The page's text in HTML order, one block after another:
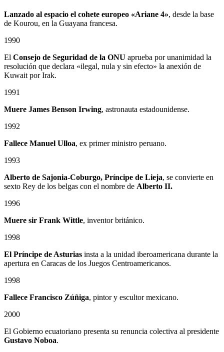
Lanzado al espacio el cohete europeo «Ariane 4», desde la base
de Kourou, en la Guayana francesa.
1990
El Consejo de Seguridad de la ONU aprueba por unanimidad la
resolución que declara «ilegal, nula y sin efecto» la anexión de
Kuwait por Irak.
1991
Muere James Benson Irwing, astronauta estadounidense.
1992
Fallece Manuel Ulloa, ex primer ministro peruano.
1993
Alberto de Sajonia-Coburgo, Príncipe de Lieja, se convierte en
sexto Rey de los belgas con el nombre de Alberto II.
1996
Muere sir Frank Wittle, inventor británico.
1998
El Príncipe de Asturias insta a la unidad iberoamericana durante la
apertura en Caracas de los Juegos Centroamericanos.
1998
Fallece Francisco Zúñiga, pintor y escultor mexicano.
2000
El Gobierno ecuatoriano presenta su renuncia colectiva al presidente
Gustavo Noboa.